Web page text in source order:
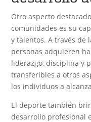
Otro aspecto
comunidades es su
y talentos. A través de
personas adquieren
liderazgo, disciplina y
transferibles a otros
los individuos a
El deporte también
desarrollo profesional